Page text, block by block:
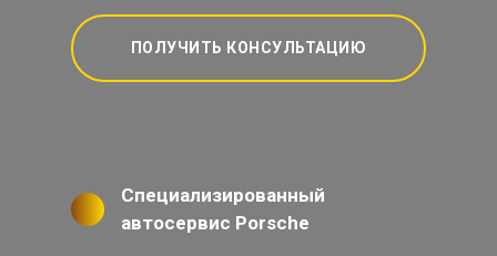
ПОЛУЧИТЬ КОНСУЛЬТАЦИЮ
Специализированный
автосервис Porsche